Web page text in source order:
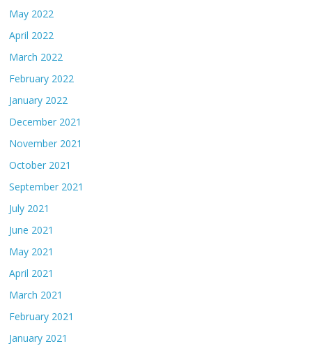
May 2022
April 2022
March 2022
February 2022
January 2022
December 2021
November 2021
October 2021
September 2021
July 2021
June 2021
May 2021
April 2021
March 2021
February 2021
January 2021